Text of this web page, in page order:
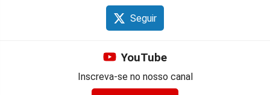
Seguir
YouTube
Inscreva-se no nosso canal